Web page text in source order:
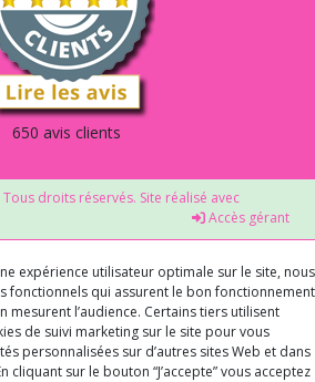
650 avis clients
Tous droits réservés. Site réalisé avec
Accès gérant
expérience utilisateur optimale sur le site, nous
fonctionnels qui assurent le bon fonctionnement
mesurent l’audience. Certains tiers utilisent
de suivi marketing sur le site pour vous
personnalisées sur d’autres sites Web et dans
cliquant sur le bouton “J’accepte” vous acceptez